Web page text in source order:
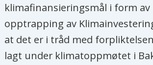
klimafinansieringsmål i form
opptrapping av
at det er i tråd med
lagt under klimatoppmøtet i